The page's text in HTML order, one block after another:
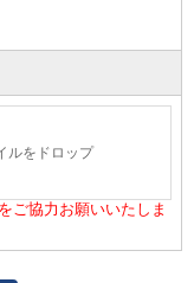
ルをドロップ
ご協力お願いいたしま